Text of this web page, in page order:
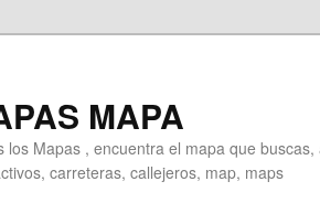
MAPA
los Mapas , encuentra el mapa que
carreteras, callejeros, map, maps